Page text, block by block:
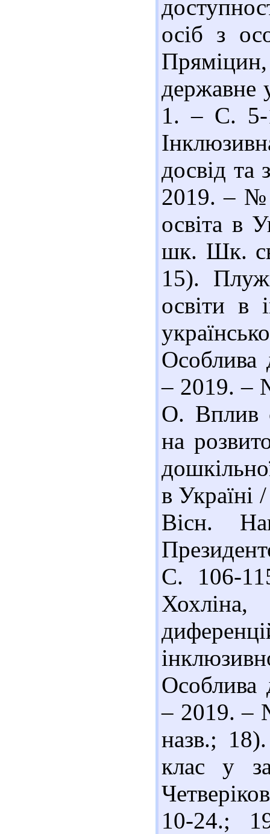
осіб з
державне
1. – С. 5-
досвід та
2019. – №
освіта в
шк. Шк.
15).
освіти в
Особлива
– 2019. –
О. Вплив
на
в
Вісн.
С. 106-
Особлива
– 2019. –
назв.;
клас у
10-24.;